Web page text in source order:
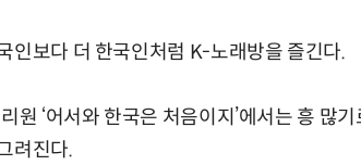
인보다 더 한국인처럼 K-노래방을 즐긴다.
원 ‘어서와 한국은 처음이지’에서는 흥 많
려진다.